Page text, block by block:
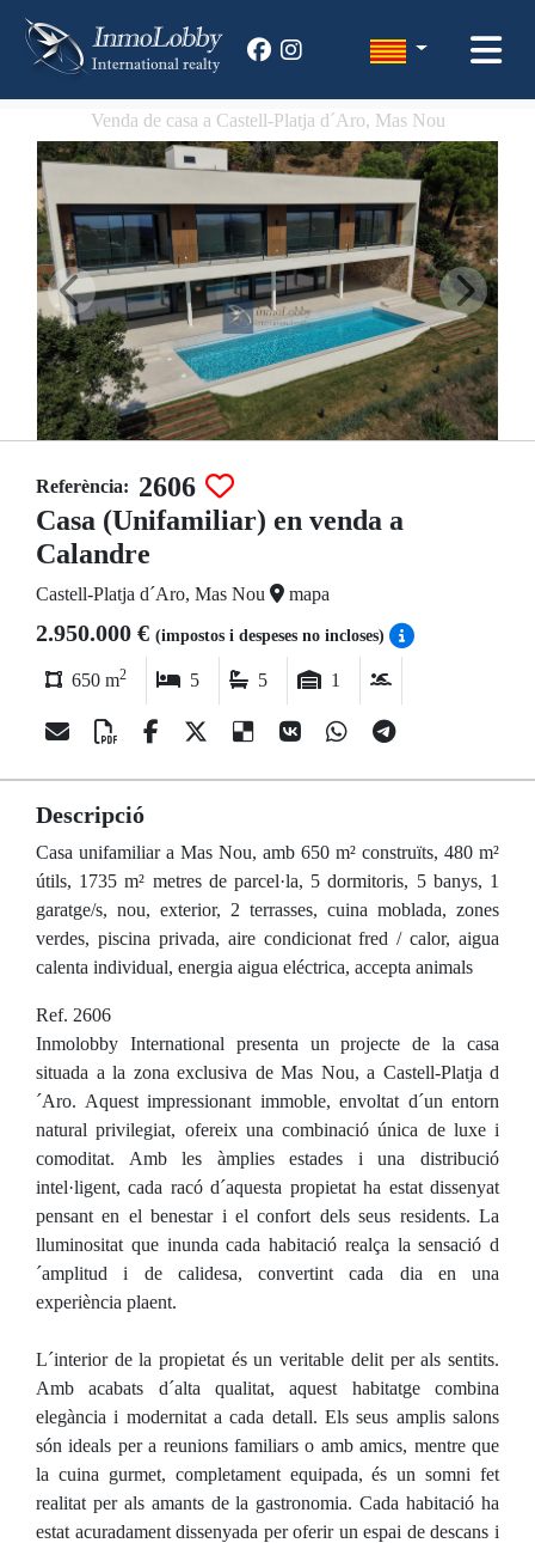
Venda de casa a Castell-Platja d´Aro, Mas Nou
Referència: 2606
Casa (Unifamiliar) en venda a
Calandre
Castell-Platja d´Aro, Mas Nou mapa
2.950.000 € (impostos i despeses no incloses)
650 m2 5 5 1
Descripció
Casa unifamiliar a Mas Nou, amb 650 m² construïts, 480 m²
útils, 1735 m² metres de parcel·la, 5 dormitoris, 5 banys, 1
garatge/s, nou, exterior, 2 terrasses, cuina moblada, zones
verdes, piscina privada, aire condicionat fred / calor, aigua
calenta individual, energia aigua eléctrica, accepta animals
Ref. 2606
Inmolobby International presenta un projecte de la casa
situada a la zona exclusiva de Mas Nou, a Castell-Platja d
´Aro. Aquest impressionant immoble, envoltat d´un entorn
natural privilegiat, ofereix una combinació única de luxe i
comoditat. Amb les àmplies estades i una distribució
intel·ligent, cada racó d´aquesta propietat ha estat dissenyat
pensant en el benestar i el confort dels seus residents. La
lluminositat que inunda cada habitació realça la sensació d
´amplitud i de calidesa, convertint cada dia en una
experiència plaent.
L´interior de la propietat és un veritable delit per als sentits.
Amb acabats d´alta qualitat, aquest habitatge combina
elegància i modernitat a cada detall. Els seus amplis salons
són ideals per a reunions familiars o amb amics, mentre que
la cuina gurmet, completament equipada, és un somni fet
realitat per als amants de la gastronomia. Cada habitació ha
estat acuradament dissenyada per oferir un espai de descans i